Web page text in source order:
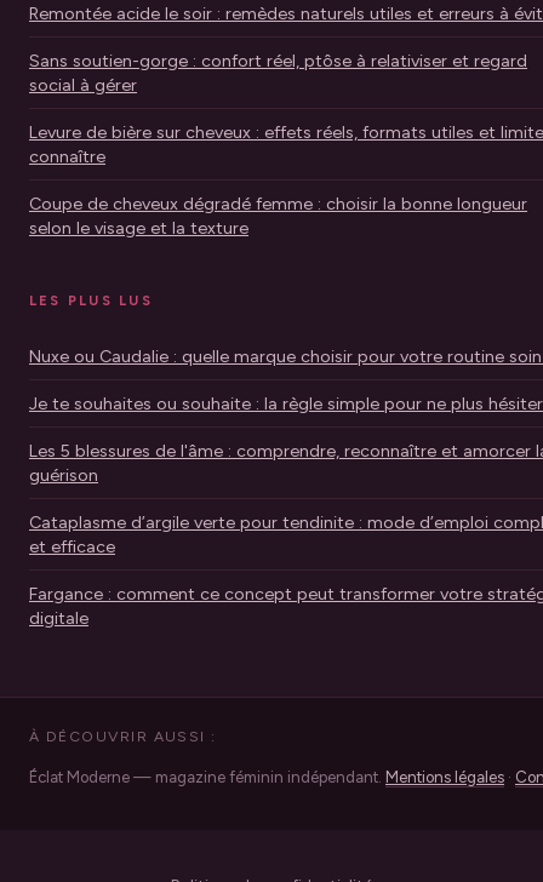
Remontée acide le soir : remèdes naturels utiles et erreurs à
Sans soutien-gorge : confort réel, ptôse à relativiser et regard
social à gérer
Levure de bière sur cheveux : effets réels, formats utiles et
connaître
Coupe de cheveux dégradé femme : choisir la bonne longueur
selon le visage et la texture
LES PLUS LUS
Nuxe ou Caudalie : quelle marque choisir pour votre routine
Je te souhaites ou souhaite : la règle simple pour ne plus hésiter
Les 5 blessures de l'âme : comprendre, reconnaître et amorcer
guérison
Cataplasme d’argile verte pour tendinite : mode d’emploi
et efficace
Fargance : comment ce concept peut transformer votre
digitale
À DÉCOUVRIR AUSSI :
Éclat Moderne — magazine féminin indépendant. Mentions légales ·